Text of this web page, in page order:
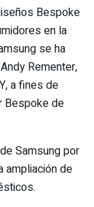
Bespoke
en la
se ha
Rementer,
a fines de
Bespoke de
Samsung por
ampliación de